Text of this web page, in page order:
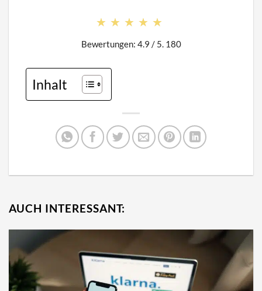
★★★★★
★★★★★
Bewertungen: 4.9 / 5. 180
Inhalt
AUCH INTERESSANT: